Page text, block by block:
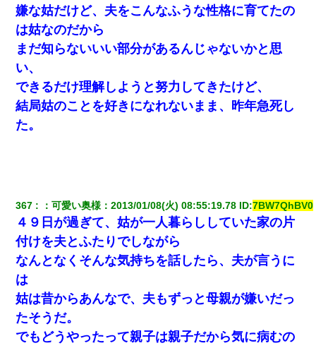
私は家が貧しくて、手に職をつけようと看護師になった。
だけど卒業を控えた年の1月末、車にひかれて看護師になれ
なくなった。
新卒の女性社員に1年半ストーカーされていた。俺「マジで
怖い」上司「話をしてみる」→女性社員「実は10数年前
に…」
彼氏の家に泊まる事になり、ゲームで盛り上がってさぁ寝
滅茶苦茶うるさかった。
【驚愕】私「今まで育てた分のお金返してね(冗談)」息子
「はい、3000万円」→数年後。私「妹が病気になったから
援助して欲しい」→
男だけどリベンジポノレノの被害者になって未だに人生が
立ち直せない
我が家のガレージに見知らぬ車。俺「もしもし、玄関にも
嫌な姑だけど、夫をこんなふうな性格に育てたの
は姑なのだから
まだ知らないいい部分があるんじゃないかと思
い、
できるだけ理解しようと努力してきたけど、
結局姑のことを好きになれないまま、昨年急死し
た。
367 ：可愛い奥様 ：2013/01/08(火) 08:55:19.78 ID:7BW7QhBV0
４９日が過ぎて、姑が一人暮らししていた家の片
付けを夫とふたりでしながら
なんとなくそんな気持ちを話したら、夫が言うに
は
姑は昔からあんなで、夫もずっと母親が嫌いだっ
たそうだ。
でもどうやったって親子は親子だから気に病むの